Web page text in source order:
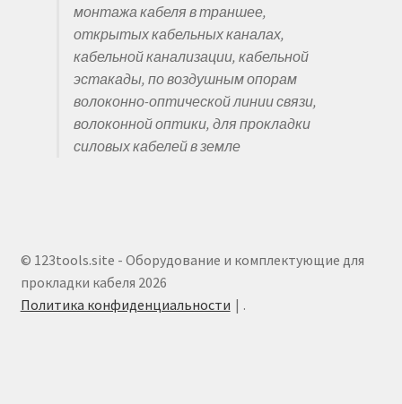
монтажа кабеля в траншее,
открытых кабельных каналах,
кабельной канализации, кабельной
эстакады, по воздушным опорам
волоконно-оптической линии связи,
волоконной оптики, для прокладки
силовых кабелей в земле
© 123tools.site - Оборудование и комплектующие для
прокладки кабеля 2026
Политика конфиденциальности
.